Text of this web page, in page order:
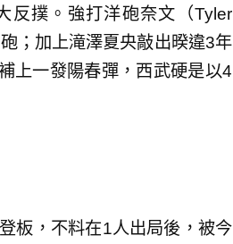
反撲。強打洋砲奈文（Tyler
；加上滝澤夏央敲出暌違3年
上一發陽春彈，西武硬是以4
板，不料在1人出局後，被今